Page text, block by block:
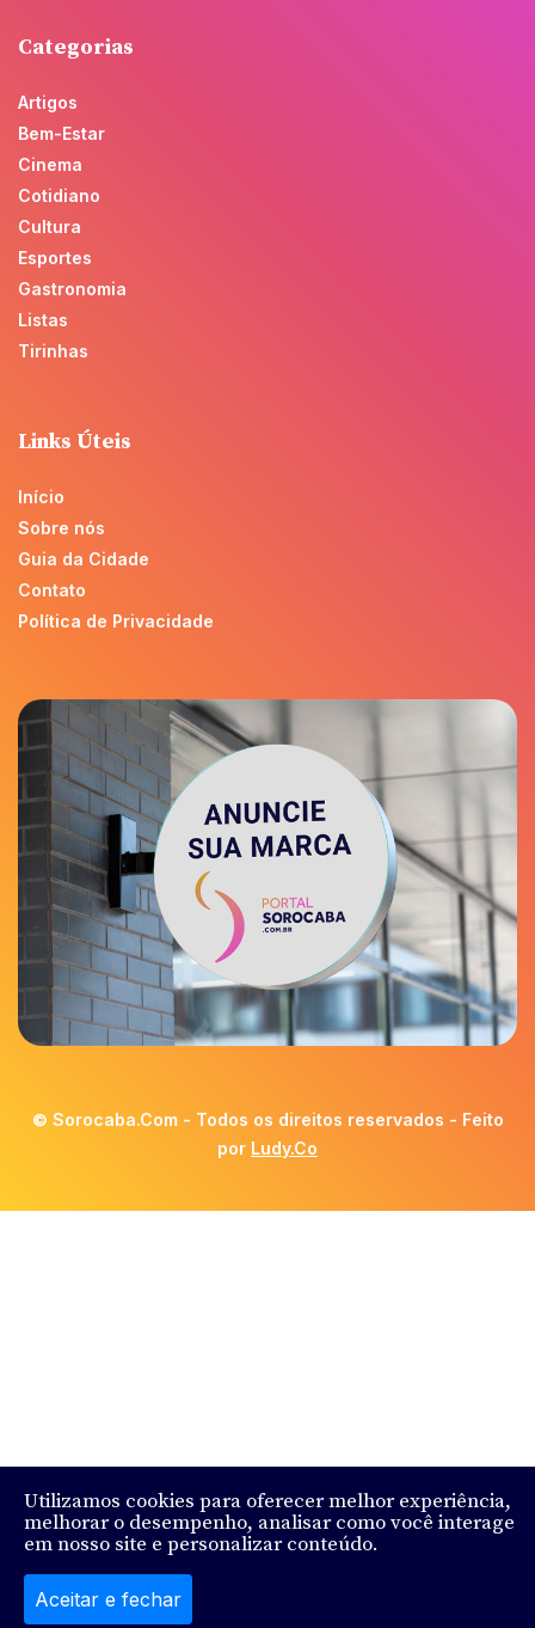
Categorias
Artigos
Bem-Estar
Cinema
Cotidiano
Cultura
Esportes
Gastronomia
Listas
Tirinhas
Links Úteis
Início
Sobre nós
Guia da Cidade
Contato
Política de Privacidade
© Sorocaba.Com - Todos os direitos reservados - Feito
por Ludy.Co
Utilizamos cookies para oferecer melhor experiência,
melhorar o desempenho, analisar como você interage
em nosso site e personalizar conteúdo.
Aceitar e fechar